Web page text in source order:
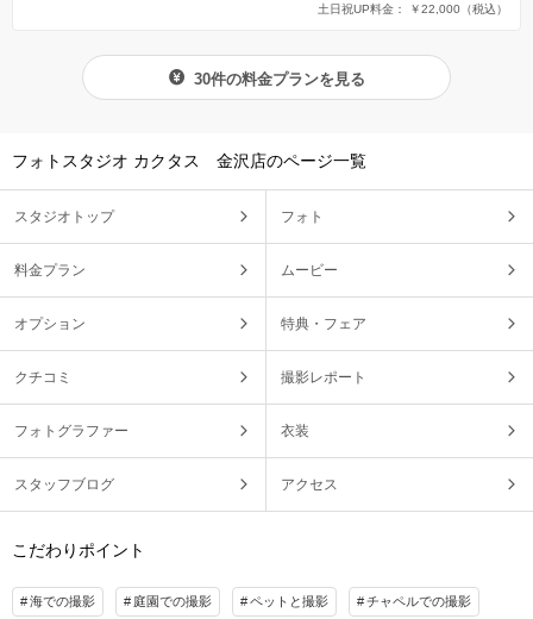
土日祝UP料金： ￥22,000 （税込）
30件の料金プランを見る
フォトスタジオ カクタス 金沢店のページ一覧
スタジオトップ フォト
料金プラン ムービー
オプション 特典・フェア
クチコミ 撮影レポート
フォトグラファー 衣装
スタッフブログ アクセス
こだわりポイント
海での撮影 庭園での撮影 ペットと撮影 チャペルでの撮影